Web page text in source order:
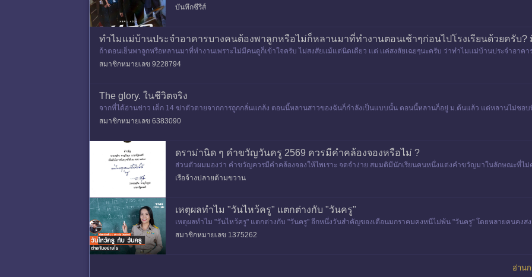
ดับระหว่างครูและนักเรียน และมีวิธีจัดการ
บันทึกซีรีส์
ทำไมเเม่บ้านประจำอาคารบางคนต้องพาลูกหรือไม่ก็หลานมาที่ทำงานตอนเช้าๆก่อนไปโรงเรียนด้วยครับ?
ถ้าตอนเย็นพาลูกหรือหลานมาที่ทำงานเพราะไม่มีคนดูก็เข้าใจครับ ไม่สงสัยเเม้เเต่นิดเดียว เเต่ เเค่สงสัยเฉยๆนะครับ ว่าทำไมเเม่บ้านประจำอ
อนไปโรงเรียนด้วยคร
สมาชิกหมายเลข 9228794
The glory. ในชีวิตจริง
จากที่ได้อ่านข่าว เด็ก 14 ฆ่าตัวตายจากการถูกกลั่นแกล้ง ตอนนี้หลานสาวของฉันก็กำลังเป็นแบบนั้น ตอนนี้หลานก็อยู่ ม.ต้นแล้ว แต่หลานไม่ชอบ
ที่โรงเรียน
สมาชิกหมายเลข 6383090
ดราม่านิด ๆ คำขวัญวันครู 2569 ควรมีคำคล้องจองหรือไม่ ?
ส่วนตัวผมมองว่า คำขวัญควรมีคำคล้องจองให้ไพเราะ จดจำง่าย สมมติมีนักเรียนคนหนึ่งแต่งคำขวัญมาในลักษณะที่ไ
คนแต่งมาคล้องจอง + มีความหมายตรงตามหัวข้อที่
เรือจ้างปลายด้ามขวาน
เหตุผลทำไม "วันไหว้ครู" แตกต่างกับ "วันครู"
เหตุผลทำไม "วันไหว้ครู" แตกต่างกับ "วันครู" อีกหนึ่งวันสำคัญของเดือนมกราคมคงหนีไม่พ้น "วันครู" โดยหลายคนคงส
สมาชิกหมายเลข 1375262
อ่าน